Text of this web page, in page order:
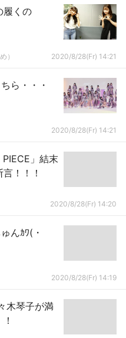
履くの
） 2020/8/28(Fr) 14:21
ら・・・
2020/8/28(Fr) 14:21
PIECE」結末
！！！
2020/8/28(Fr) 14:20
んｶﾜ(・
2020/8/28(Fr) 14:19
木琴子が満